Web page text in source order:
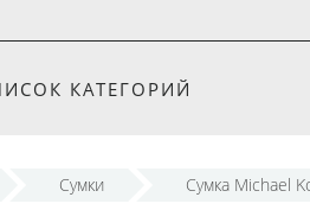
КАТЕГОРИЙ
Сумки Сумка Michael